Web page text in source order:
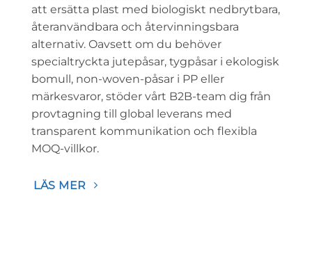
att ersätta plast med biologiskt nedbrytbara,
återanvändbara och återvinningsbara
alternativ. Oavsett om du behöver
specialtryckta jutepåsar, tygpåsar i ekologisk
bomull, non-woven-påsar i PP eller
märkesvaror, stöder vårt B2B-team dig från
provtagning till global leverans med
transparent kommunikation och flexibla
MOQ-villkor.
LÄS MER